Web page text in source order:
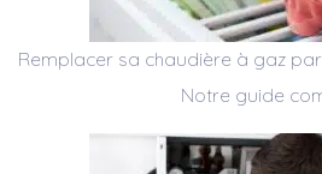
Remplacer sa chaudière à gaz
Notre guide